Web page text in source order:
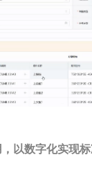
，以数字化实现